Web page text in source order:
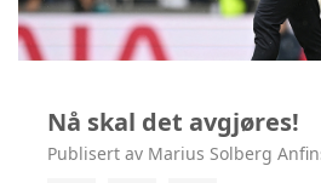
Nå skal det avgjøres!
Publisert av Marius Solberg